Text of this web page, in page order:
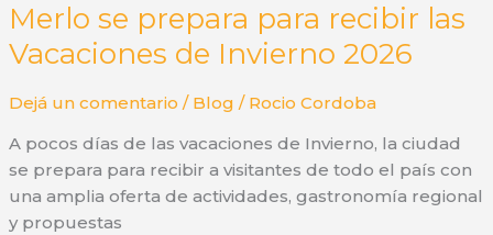
Merlo se prepara para recibir las
Vacaciones de Invierno 2026
Dejá un comentario / Blog / Rocio Cordoba
A pocos días de las vacaciones de Invierno, la ciudad
se prepara para recibir a visitantes de todo el país con
una amplia oferta de actividades, gastronomía regional
y propuestas